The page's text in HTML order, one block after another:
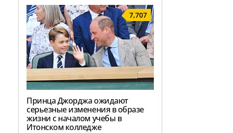
7,707
Принца Джорджа ожидают
серьезные изменения в образе
жизни с началом учебы в
Итонском колледже